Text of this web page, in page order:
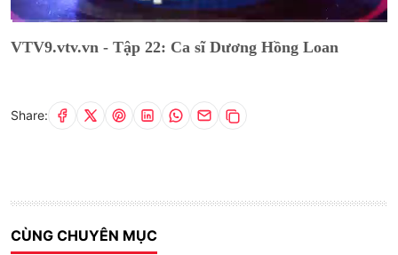
VTV9.vtv.vn - Tập 22: Ca sĩ Dương Hồng Loan
Share:
CÙNG CHUYÊN MỤC